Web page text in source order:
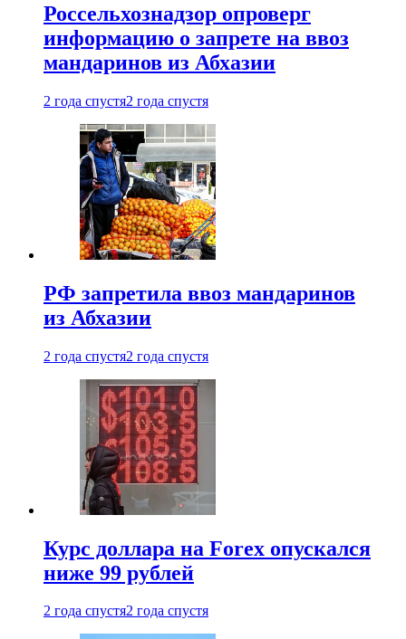
Россельхознадзор опроверг
информацию о запрете на ввоз
мандаринов из Абхазии
2 года спустя2 года спустя
РФ запретила ввоз мандаринов
из Абхазии
2 года спустя2 года спустя
Курс доллара на Forex опускался
ниже 99 рублей
2 года спустя2 года спустя